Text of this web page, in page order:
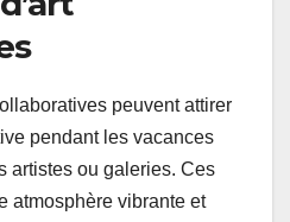
peuvent attirer
pendant les vacances
artistes ou galeries. Ces
atmosphère vibrante et